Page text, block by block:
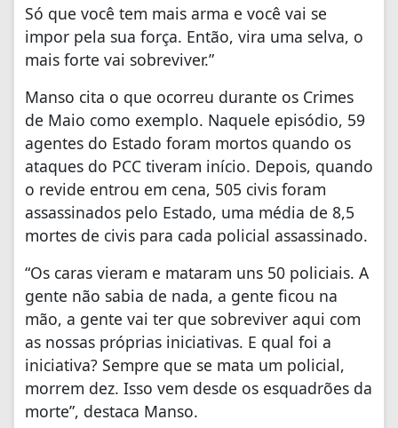
Só que você tem mais arma e você vai se
impor pela sua força. Então, vira uma selva, o
mais forte vai sobreviver.”
Manso cita o que ocorreu durante os Crimes
de Maio como exemplo. Naquele episódio, 59
agentes do Estado foram mortos quando os
ataques do PCC tiveram início. Depois, quando
o revide entrou em cena, 505 civis foram
assassinados pelo Estado, uma média de 8,5
mortes de civis para cada policial assassinado.
“Os caras vieram e mataram uns 50 policiais. A
gente não sabia de nada, a gente ficou na
mão, a gente vai ter que sobreviver aqui com
as nossas próprias iniciativas. E qual foi a
iniciativa? Sempre que se mata um policial,
morrem dez. Isso vem desde os esquadrões da
morte”, destaca Manso.